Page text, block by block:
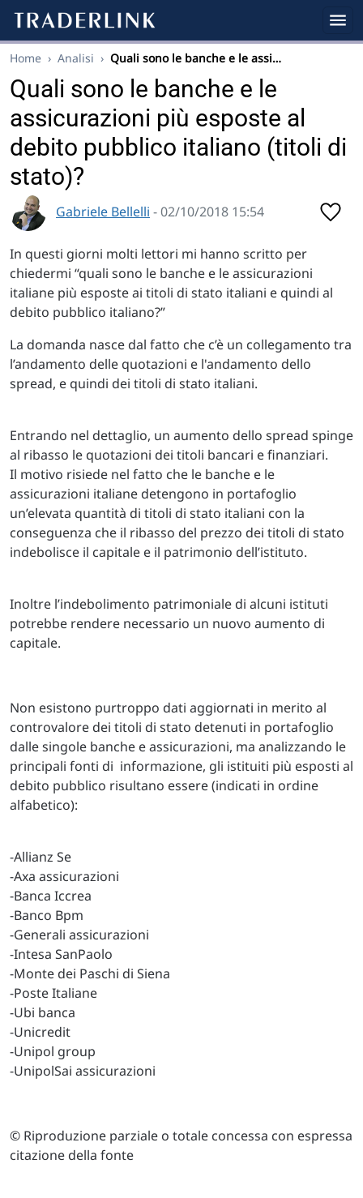
Home › Analisi › Quali sono le banche e le assi…
Quali sono le banche e le
assicurazioni più esposte al
debito pubblico italiano (titoli di
stato)?
Gabriele Bellelli - 02/10/2018 15:54
In questi giorni molti lettori mi hanno scritto per
chiedermi “quali sono le banche e le assicurazioni
italiane più esposte ai titoli di stato italiani e quindi al
debito pubblico italiano?”
La domanda nasce dal fatto che c’è un collegamento tra
l’andamento delle quotazioni e l'andamento dello
spread, e quindi dei titoli di stato italiani.
Entrando nel dettaglio, un aumento dello spread spinge
al ribasso le quotazioni dei titoli bancari e finanziari.
Il motivo risiede nel fatto che le banche e le
assicurazioni italiane detengono in portafoglio
un’elevata quantità di titoli di stato italiani con la
conseguenza che il ribasso del prezzo dei titoli di stato
indebolisce il capitale e il patrimonio dell’istituto.
Inoltre l’indebolimento patrimoniale di alcuni istituti
potrebbe rendere necessario un nuovo aumento di
capitale.
Non esistono purtroppo dati aggiornati in merito al
controvalore dei titoli di stato detenuti in portafoglio
dalle singole banche e assicurazioni, ma analizzando le
principali fonti di informazione, gli istituiti più esposti al
debito pubblico risultano essere (indicati in ordine
alfabetico):
-Allianz Se
-Axa assicurazioni
-Banca Iccrea
-Banco Bpm
-Generali assicurazioni
-Intesa SanPaolo
-Monte dei Paschi di Siena
-Poste Italiane
-Ubi banca
-Unicredit
-Unipol group
-UnipolSai assicurazioni
© Riproduzione parziale o totale concessa con espressa
citazione della fonte